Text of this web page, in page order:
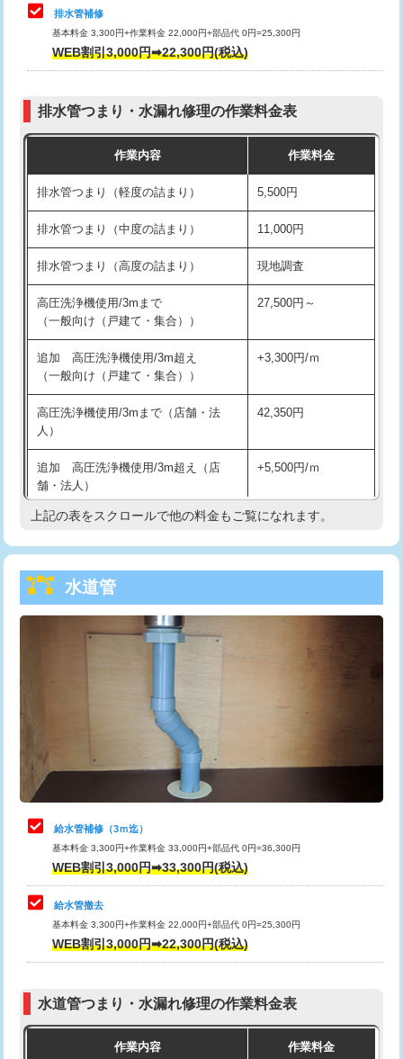
モルタル補修（厚さ10㎝まで）
モルタル補修（厚さ10㎝超え）
追加人工 16,500円
現場見積
※給水管工事は20mmまでの価格です。
式・ワンホール）)
交換・取付(排水栓・排水トラップ
交換・取付（その他部品） 11,000円+材料費
持込商品取付（単水栓） 13,200円
持込商品取付（混合水栓） 16,500円
持込商品取付（浄水器・分岐水栓） 16,500円
給水管工事※（ホール加工) 16,500円
給水管工事※（バンド止め) 3,300円
給水管工事※（支持金具設置)
給水管工事※（保温材使用（バンド止
め込み）)
5,500円
給水管工事※（土の掘削・埋め戻し作
業)
11,000円
給水管工事※（塩ビ管（VP・HI）使
用/3ｍまで)
33,000円
給水管工事※（塩ビ管（VP・HI）使
+8,800円
給水管工事※（ライニング鋼管・銅
管・ポリ管・HT管使用/3ｍまで)
給水管工事※（ライニング鋼管・銅
管・ポリ管・HT管使用/3ｍ超え)
排水管工事（土の掘削・埋め戻し作
11,000円~
排水管工事（排水管工事/3ｍまで） 55,000円
排水管工事（追加 排水管工事/3ｍ超
マス交換（土の掘削・埋め戻し作業）
マス交換（深さ50㎝未満）
マス交換（深さ50㎝以上）
コンクリート斫り（厚さ10㎝まで）
排水管補修
基本料金 3,300円+作業料金 22,000円+部品代 0円=25,300円
WEB割引3,000円➡22,300円(税込)
排水管つまり・水漏れ修理の作業料金表
作業内容 作業料金
排水管つまり（軽度の詰まり） 5,500円
排水管つまり（中度の詰まり） 11,000円
排水管つまり（高度の詰まり） 現地調査
高圧洗浄機使用/3mまで
（一般向け（戸建て・集合））
27,500円～
追加 高圧洗浄機使用/3m超え
（一般向け（戸建て・集合））
+3,300円/ｍ
高圧洗浄機使用/3mまで（店舗・法
人）
42,350円
追加 高圧洗浄機使用/3m超え（店
舗・法人）
+5,500円/ｍ
高度高圧洗浄換 現地調査
トーラー機使用/3mまで
追加トーラー機使用/3m超え
33,000円
8,800円
止水・漏水調査・防水処理・清掃・修
理・調整・分解・加工など（軽作業）
11,000円
止水・漏水調査・防水処理・清掃・修
理・調整・分解・加工など（中作業）
止水・漏水調査・防水処理・清掃・修
理・調整・分解・加工など（重作業）
33,000円
その他部品の脱着
交換・取付（タンク）
式）)
式・ワンホール）)
上記の表をスクロールで他の料金もご覧になれます。
水道管
給水管補修（3ｍ迄）
基本料金 3,300円+作業料金 33,000円+部品代 0円=36,300円
WEB割引3,000円➡33,300円(税込)
給水管撤去
基本料金 3,300円+作業料金 22,000円+部品代 0円=25,300円
WEB割引3,000円➡22,300円(税込)
水道管つまり・水漏れ修理の作業料金表
作業内容 作業料金